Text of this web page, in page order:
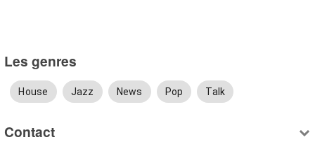
Les genres
House Jazz News Pop Talk
Contact